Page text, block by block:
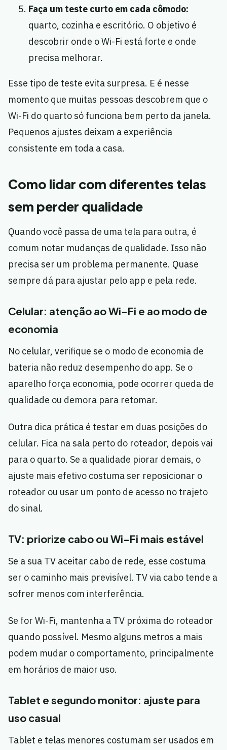
Faça um teste curto em cada cômodo:
quarto, cozinha e escritório. O objetivo é
descobrir onde o Wi-Fi está forte e onde
precisa melhorar.
Esse tipo de teste evita surpresa. E é nesse
momento que muitas pessoas descobrem que o
Wi-Fi do quarto só funciona bem perto da janela.
Pequenos ajustes deixam a experiência
consistente em toda a casa.
Como lidar com diferentes telas
sem perder qualidade
Quando você passa de uma tela para outra, é
comum notar mudanças de qualidade. Isso não
precisa ser um problema permanente. Quase
sempre dá para ajustar pelo app e pela rede.
Celular: atenção ao Wi-Fi e ao modo de
economia
No celular, verifique se o modo de economia de
bateria não reduz desempenho do app. Se o
aparelho força economia, pode ocorrer queda de
qualidade ou demora para retomar.
Outra dica prática é testar em duas posições do
celular. Fica na sala perto do roteador, depois vai
para o quarto. Se a qualidade piorar demais, o
ajuste mais efetivo costuma ser reposicionar o
roteador ou usar um ponto de acesso no trajeto
do sinal.
TV: priorize cabo ou Wi-Fi mais estável
Se a sua TV aceitar cabo de rede, esse costuma
ser o caminho mais previsível. TV via cabo tende a
sofrer menos com interferência.
Se for Wi-Fi, mantenha a TV próxima do roteador
quando possível. Mesmo alguns metros a mais
podem mudar o comportamento, principalmente
em horários de maior uso.
Tablet e segundo monitor: ajuste para
uso casual
Tablet e telas menores costumam ser usados em